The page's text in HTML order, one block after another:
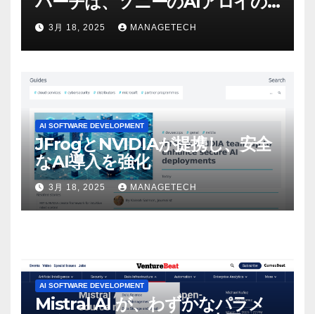
ビデオを見て「ゲームパフォー
マンスという芸術形式に不安を
感じた」と語る – IGN
3月 18, 2025 MANAGETECH
AI SOFTWARE DEVELOPMENT
JFrogとNVIDIAが提携し、安全
なAI導入を強化
3月 18, 2025 MANAGETECH
AI SOFTWARE DEVELOPMENT
Mistral AI が、わずかなパラメ